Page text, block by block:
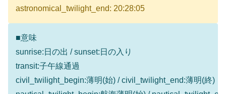
astronomical_twilight_end: 20:28:05
■意味
sunrise:日の出 / sunset:日の入り
transit:子午線通過
civil_twilight_begin:薄明(始) / civil_twilight_end:薄明(終)